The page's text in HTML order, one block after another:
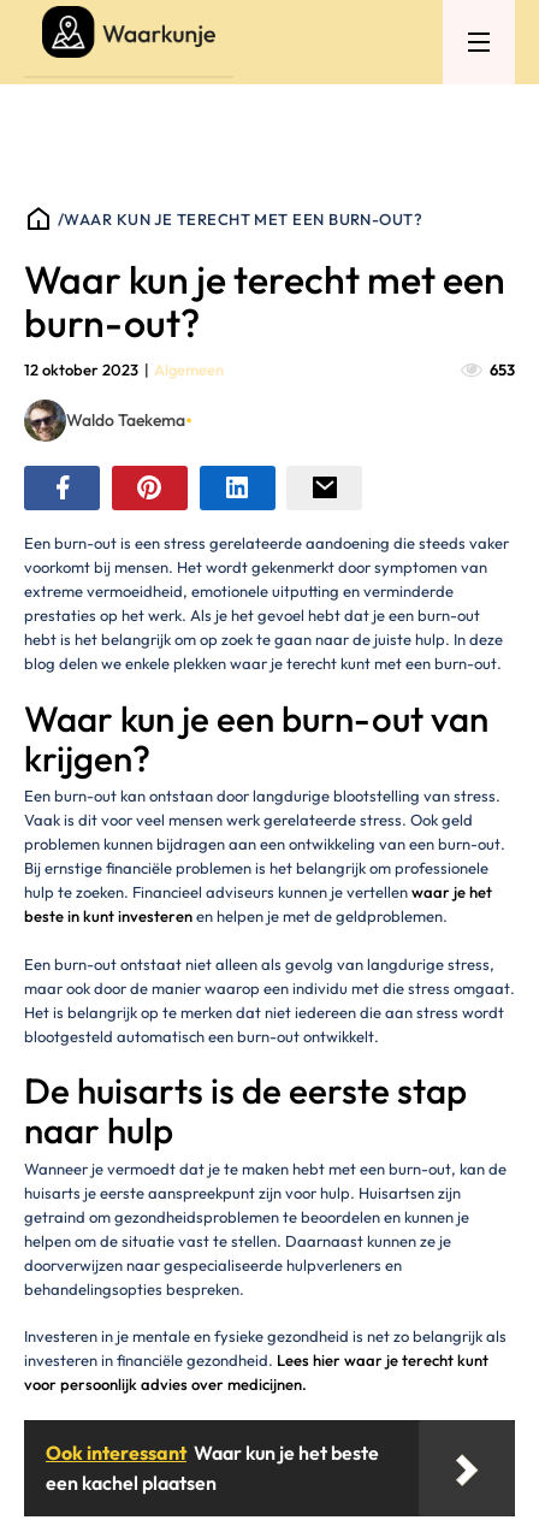
/WAAR KUN JE TERECHT MET EEN BURN-OUT?
Waar kun je terecht met een
burn-out?
12 oktober 2023 | Algemeen 653
Waldo Taekema•
Een burn-out is een stress gerelateerde aandoening die steeds vaker
voorkomt bij mensen. Het wordt gekenmerkt door symptomen van
extreme vermoeidheid, emotionele uitputting en verminderde
prestaties op het werk. Als je het gevoel hebt dat je een burn-out
hebt is het belangrijk om op zoek te gaan naar de juiste hulp. In deze
blog delen we enkele plekken waar je terecht kunt met een burn-out.
Waar kun je een burn-out van
krijgen?
Een burn-out kan ontstaan door langdurige blootstelling van stress.
Vaak is dit voor veel mensen werk gerelateerde stress. Ook geld
problemen kunnen bijdragen aan een ontwikkeling van een burn-out.
Bij ernstige financiële problemen is het belangrijk om professionele
hulp te zoeken. Financieel adviseurs kunnen je vertellenwaar je het
beste in kunt investerenen helpen je met de geldproblemen.
Een burn-out ontstaat niet alleen als gevolg van langdurige stress,
maar ook door de manier waarop een individu met die stress omgaat.
Het is belangrijk op te merken dat niet iedereen die aan stress wordt
blootgesteld automatisch een burn-out ontwikkelt.
De huisarts is de eerste stap
naar hulp
Wanneer je vermoedt dat je te maken hebt met een burn-out, kan de
huisarts je eerste aanspreekpunt zijn voor hulp. Huisartsen zijn
getraind om gezondheidsproblemen te beoordelen en kunnen je
helpen om de situatie vast te stellen. Daarnaast kunnen ze je
doorverwijzen naar gespecialiseerde hulpverleners en
behandelingsopties bespreken.
Investeren in je mentale en fysieke gezondheid is net zo belangrijk als
investeren in financiële gezondheid. Lees hier waar je terecht kunt
voor persoonlijk advies over medicijnen.
Ook interessant Waar kun je het beste
een kachel plaatsen